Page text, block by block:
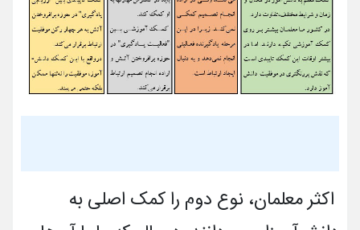
اکثر معلمان، نوع دوم را کمک اصلی به